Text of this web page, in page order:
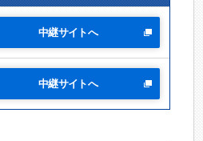
中継サイトへ
中継サイトへ